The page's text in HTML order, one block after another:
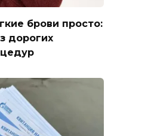
брови просто:
дорогих